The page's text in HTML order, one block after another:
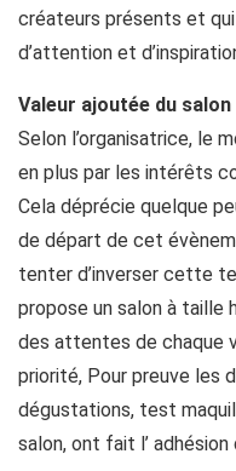
créateurs présents et
d’attention et
Valeur ajoutée du salon
Selon l’organisatrice, le
en plus par les intérêts
Cela déprécie quelque
de départ de cet
tenter d’inverser cette
propose un salon à taille
des attentes de chaque
priorité, Pour preuve les
dégustations, test
salon, ont fait l’ adhésion